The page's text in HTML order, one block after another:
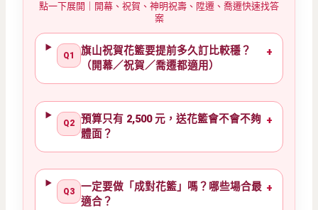
點一下展開｜開幕、祝賀、神明祝壽、陞遷、喬遷快速找答
案
Q1
旗山祝賀花籃要提前多久訂比較穩？
（開幕／祝賀／喬遷都適用）
+
Q2
預算只有 2,500 元，送花籃會不會不夠
體面？
+
Q3
一定要做「成對花籃」嗎？哪些場合最
適合？
+